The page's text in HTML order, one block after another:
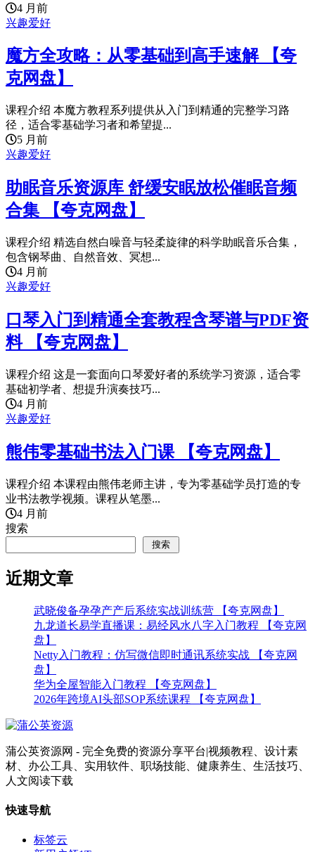
4 月前
兴趣爱好
魔方全攻略：从零基础到高手速解 【夸
克网盘】
课程介绍 本魔方教程系列提供从入门到精通的完整学习路
径，适合零基础学习者和希望提...
5 月前
兴趣爱好
助眠音乐资源库 舒缓安眠放松催眠音频
合集 【夸克网盘】
课程介绍 精选自然白噪音与轻柔旋律的科学助眠音乐合集，
包含钢琴曲、自然音效、冥想...
4 月前
兴趣爱好
口琴入门到精通全套教程含琴谱与PDF资
料 【夸克网盘】
课程介绍 这是一套面向口琴爱好者的系统学习资源，适合零
基础初学者、想提升演奏技巧...
4 月前
兴趣爱好
熊伟零基础书法入门课 【夸克网盘】
课程介绍 本课程由熊伟老师主讲，专为零基础学员打造的专
业书法教学视频。课程从笔墨...
4 月前
搜索
搜索
近期文章
武晓俊备孕孕产产后系统实战训练营 【夸克网盘】
九龙道长易学直播课：易经风水八字入门教程 【夸克网
盘】
Netty入门教程：仿写微信即时通讯系统实战 【夸克网
盘】
华为全屋智能入门教程 【夸克网盘】
2026年跨境AI头部SOP系统课程 【夸克网盘】
蒲公英资源网 - 完全免费的资源分享平台|视频教程、设计素
材、办公工具、实用软件、职场技能、健康养生、生活技巧、
人文阅读下载
快速导航
标签云